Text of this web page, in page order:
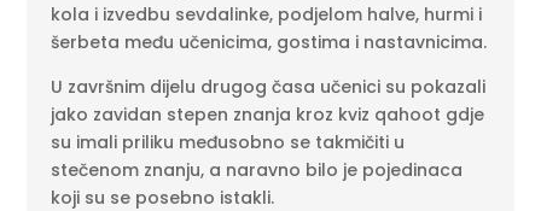
kola i izvedbu sevdalinke, podjelom halve, hurmi i
šerbeta među učenicima, gostima i nastavnicima.
U završnim dijelu drugog časa učenici su pokazali
jako zavidan stepen znanja kroz kviz qahoot gdje
su imali priliku međusobno se takmičiti u
stečenom znanju, a naravno bilo je pojedinaca
koji su se posebno istakli.